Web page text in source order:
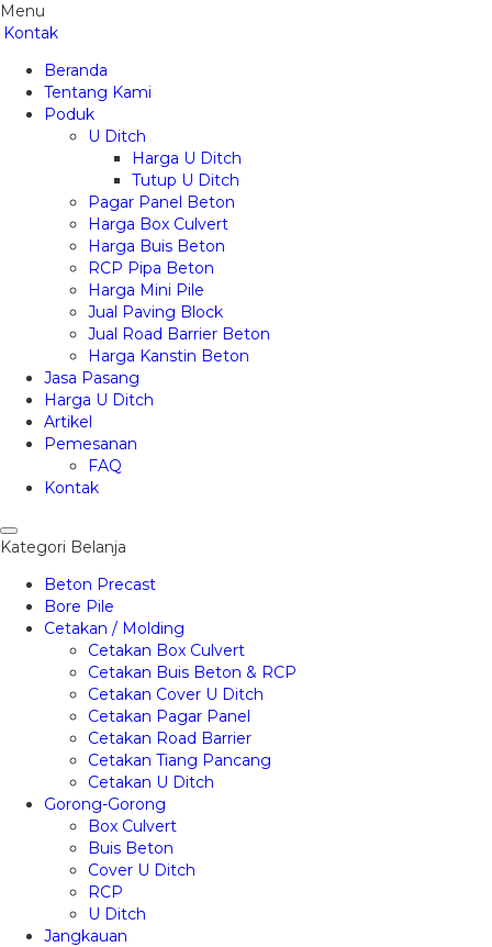
Menu
Kontak
Beranda
Tentang Kami
Poduk
U Ditch
Harga U Ditch
Tutup U Ditch
Pagar Panel Beton
Harga Box Culvert
Harga Buis Beton
RCP Pipa Beton
Harga Mini Pile
Jual Paving Block
Jual Road Barrier Beton
Harga Kanstin Beton
Jasa Pasang
Harga U Ditch
Artikel
Pemesanan
FAQ
Kontak
Kategori Belanja
Beton Precast
Bore Pile
Cetakan / Molding
Cetakan Box Culvert
Cetakan Buis Beton & RCP
Cetakan Cover U Ditch
Cetakan Pagar Panel
Cetakan Road Barrier
Cetakan Tiang Pancang
Cetakan U Ditch
Gorong-Gorong
Box Culvert
Buis Beton
Cover U Ditch
RCP
U Ditch
Jangkauan